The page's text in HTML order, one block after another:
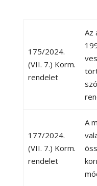
175/2024.
(VII. 7.) Korm.
rendelet
Az
177/2024.
(VII. 7.) Korm.
rendelet
A